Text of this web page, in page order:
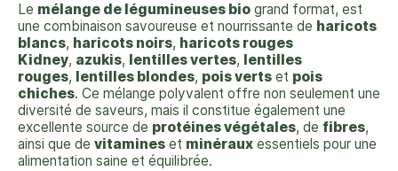
Le mélange de légumineuses bio grand format, est
une combinaison savoureuse et nourrissante de haricots
blancs, haricots noirs, haricots rouges
Kidney, azukis, lentilles vertes, lentilles
rouges, lentilles blondes, pois verts et pois
chiches. Ce mélange polyvalent offre non seulement une
diversité de saveurs, mais il constitue également une
excellente source de protéines végétales, de fibres,
ainsi que de vitamines et minéraux essentiels pour une
alimentation saine et équilibrée.